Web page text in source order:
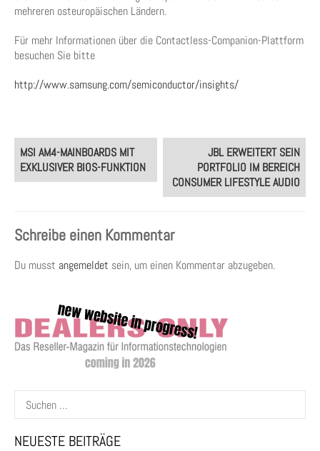
mehreren osteuropäischen Ländern.
Für mehr Informationen über die Contactless-Companion-Plattform
besuchen Sie bitte
http://www.samsung.com/semiconductor/insights/
Post
navigation
MSI AM4-MAINBOARDS MIT
EXKLUSIVER BIOS-FUNKTION
JBL ERWEITERT SEIN
PORTFOLIO IM BEREICH
CONSUMER LIFESTYLE AUDIO
Schreibe einen Kommentar
Du musst angemeldet sein, um einen Kommentar abzugeben.
Suchen
nach:
NEUESTE BEITRÄGE